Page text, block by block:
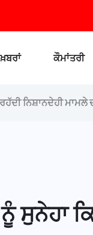
ਖ਼ਬਰਾਂ ਕੌਮਾਂਤਰੀ
ਨਿਸ਼ਾਨਦੇਹੀ ਮਾਮਲੇ
ਸੁਨੇਹਾ